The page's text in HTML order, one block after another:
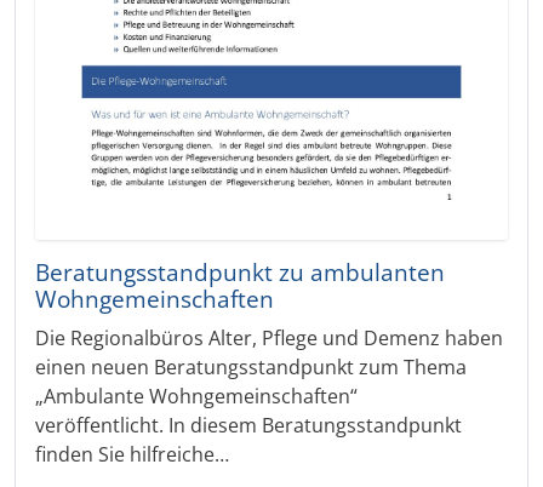
Beratungsstandpunkt zu ambulanten
Wohngemeinschaften
Die Regionalbüros Alter, Pflege und Demenz haben
einen neuen Beratungsstandpunkt zum Thema
„Ambulante Wohngemeinschaften“
veröffentlicht. In diesem Beratungsstandpunkt
finden Sie hilfreiche…